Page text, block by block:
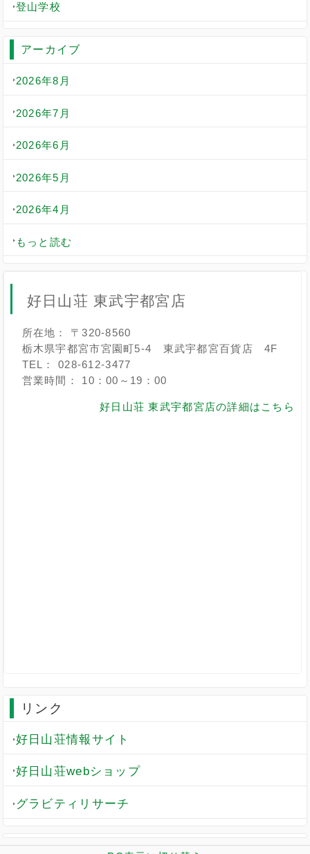
登山学校
アーカイブ
2026年8月
2026年7月
2026年6月
2026年5月
2026年4月
もっと読む
好日山荘 東武宇都宮店
所在地： 〒320-8560
栃木県宇都宮市宮園町5-4 東武宇都宮百貨店 4F
TEL： 028-612-3477
営業時間： 10：00～19：00
好日山荘 東武宇都宮店の詳細はこちら
リンク
好日山荘情報サイト
好日山荘webショップ
グラビティリサーチ